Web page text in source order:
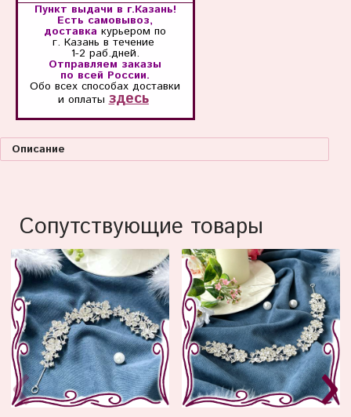
Пункт выдачи в г.Казань!
Есть самовывоз,
доставка курьером по
г. Казань в течение
1-2 раб.дней.
Отправляем заказы
по всей России.
Обо всех способахдоставки
и оплаты здесь
Описание
Сопутствующие товары